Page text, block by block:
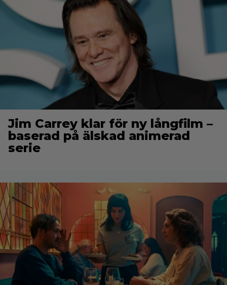
Jim Carrey klar för ny långfilm –
baserad på älskad animerad
serie